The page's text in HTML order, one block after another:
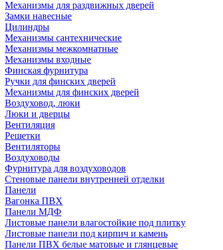
Механизмы для раздвижных дверей
Замки навесные
Цилиндры
Механизмы сантехнические
Механизмы межкомнатные
Механизмы входные
Финская фурнитура
Ручки для финских дверей
Механизмы для финских дверей
Воздуховод, люки
Люки и дверцы
Вентиляция
Решетки
Вентиляторы
Воздуховоды
Фурнитура для воздуховодов
Стеновые панели внутренней отделки
Панели
Вагонка ПВХ
Панели МДФ
Листовые панели влагостойкие под плитку
Листовые панели под кирпич и камень
Панели ПВХ белые матовые и глянцевые